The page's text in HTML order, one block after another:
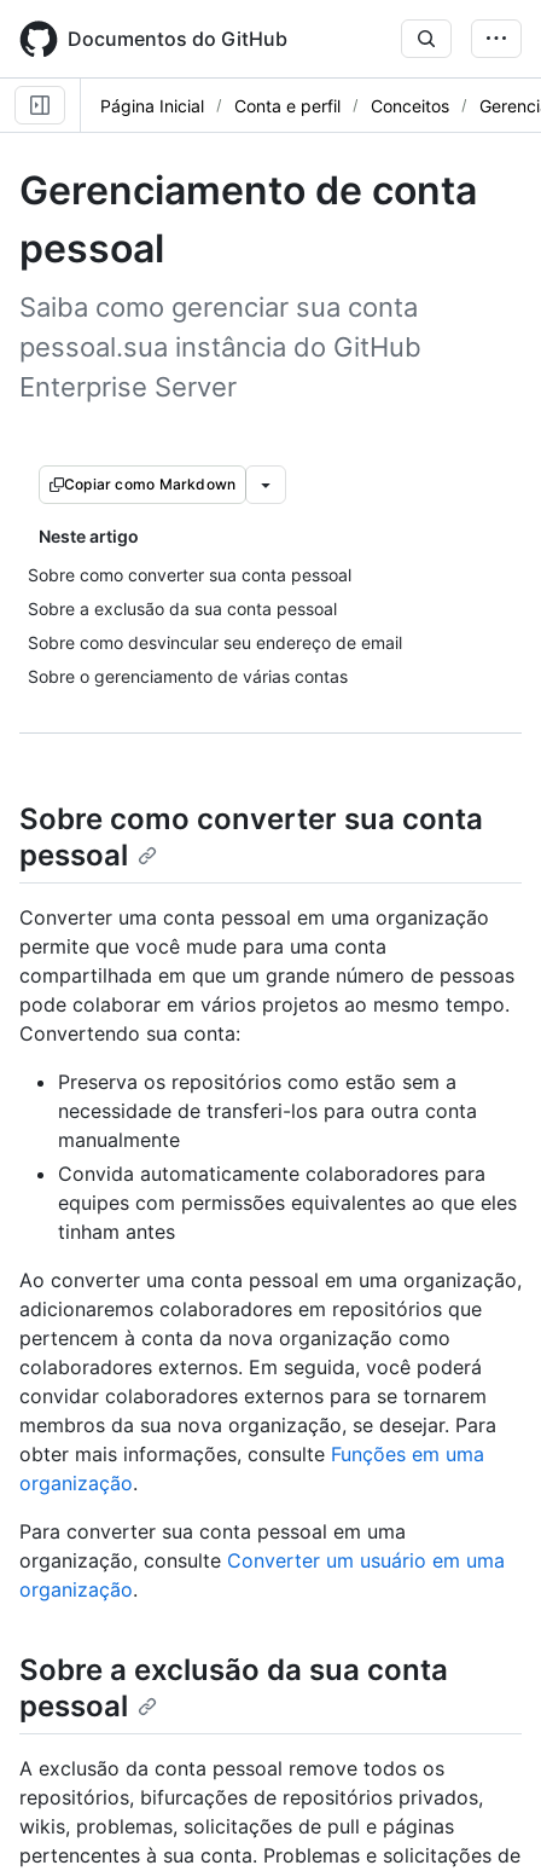
main
content
Documentos do GitHub
Página Inicial Conta e perfil Conceitos
Gerenciamento de conta
pessoal
Saiba como gerenciar sua conta
pessoal.sua instância do GitHub
Enterprise Server
Copiar como Markdown
Neste artigo
Sobre como converter sua conta pessoal
Sobre a exclusão da sua conta pessoal
Sobre como desvincular seu endereço de email
Sobre o gerenciamento de várias contas
Sobre como converter sua conta
pessoal
Converter uma conta pessoal em uma organização
permite que você mude para uma conta
compartilhada em que um grande número de pessoas
pode colaborar em vários projetos ao mesmo tempo.
Convertendo sua conta:
Preserva os repositórios como estão sem a
necessidade de transferi-los para outra conta
manualmente
Convida automaticamente colaboradores para
equipes com permissões equivalentes ao que eles
tinham antes
Ao converter uma conta pessoal em uma organização,
adicionaremos colaboradores em repositórios que
pertencem à conta da nova organização como
colaboradores externos. Em seguida, você poderá
convidar colaboradores externos para se tornarem
membros da sua nova organização, se desejar. Para
obter mais informações, consulte Funções em uma
organização.
Para converter sua conta pessoal em uma
organização, consulte Converter um usuário em uma
organização.
Sobre a exclusão da sua conta
pessoal
A exclusão da conta pessoal remove todos os
repositórios, bifurcações de repositórios privados,
wikis, problemas, solicitações de pull e páginas
pertencentes à sua conta. Problemas e solicitações de